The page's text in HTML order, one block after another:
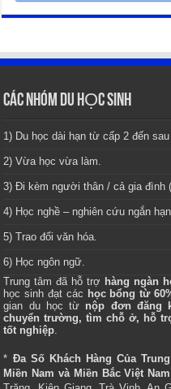
CÁC NHÓM DU HỌC SINH
1) Du học dài hạn từ cấp 2 đến
2) Vừa học vừa làm.
3) Đi kèm người thân / cả gia đình
4) Học nghề – nghiên cứu ngắn
5) Trao đổi văn hóa.
6) Học ngôn ngữ.
Trung tâm đã hỗ trợ hàng ngàn
học sinh đạt các học bổng từ
gian du học từ nộp đơn đăng
chuyển trường, tìm chỗ ở, hỗ
tốt nghiệp.
* Đa Số Khách Hàng Của
Miền Nam và Miền Bắc Việt Nam